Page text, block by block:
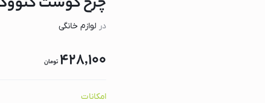
در لوازم خانگی
428,100 تومان
امکانات